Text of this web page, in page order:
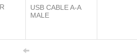
USB CABLE A-A
MALE